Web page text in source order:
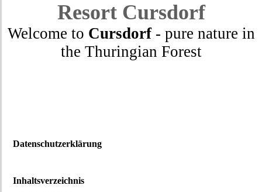
ResortCursdorf
Welcome to Cursdorf- pure nature in
the Thuringian Forest
Datenschutzerklärung
Inhaltsverzeichnis